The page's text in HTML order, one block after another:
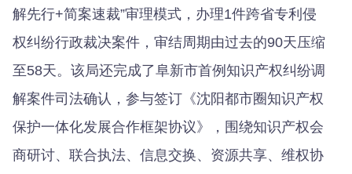
解先行+简案速裁”审理模式，办理1件跨省专利侵
权纠纷行政裁决案件，审结周期由过去的90天压缩
至58天。该局还完成了阜新市首例知识产权纠纷调
解案件司法确认，参与签订《沈阳都市圈知识产权
保护一体化发展合作框架协议》，围绕知识产权会
商研讨、联合执法、信息交换、资源共享、维权协